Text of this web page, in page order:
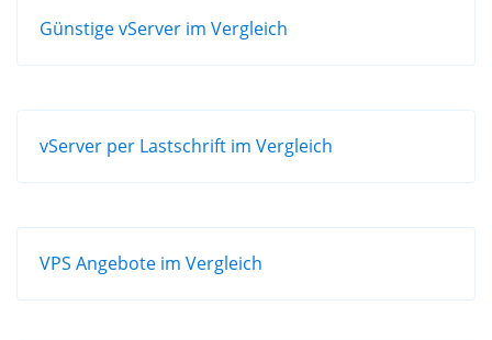
Günstige vServer im Vergleich
vServer per Lastschrift im Vergleich
VPS Angebote im Vergleich